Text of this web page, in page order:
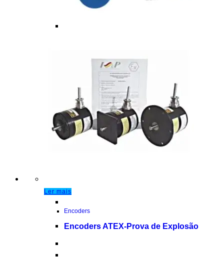
Ler mais
Encoders
Encoders ATEX-Prova de Explosão